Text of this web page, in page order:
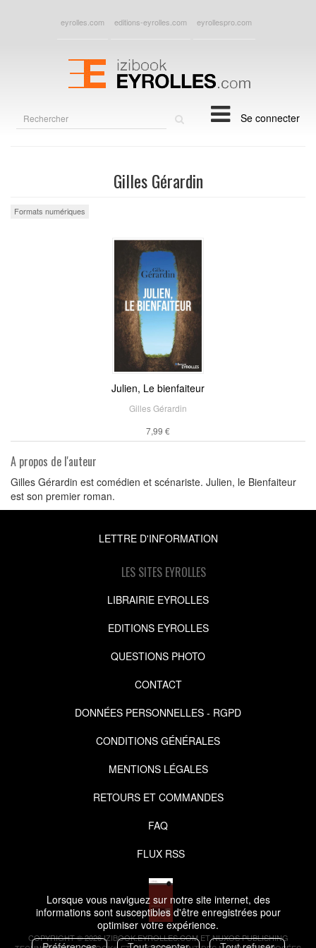
Lorsque vous naviguez sur notre site internet, des
informations sont susceptibles d'être enregistrées pour
optimiser votre expérience.
eyrolles.com editions-eyrolles.com eyrollespro.com
Se connecter
Gilles Gérardin
Formats numériques
Julien, Le bienfaiteur
Gilles Gérardin
7,99 €
A propos de l'auteur
Gilles Gérardin est comédien et scénariste. Julien, le Bienfaiteur
est son premier roman.
LETTRE D'INFORMATION
LES SITES EYROLLES
LIBRAIRIE EYROLLES
EDITIONS EYROLLES
QUESTIONS PHOTO
CONTACT
DONNÉES PERSONNELLES - RGPD
CONDITIONS GÉNÉRALES
MENTIONS LÉGALES
RETOURS ET COMMANDES
FAQ
FLUX RSS
COPYRIGHT © 2026 IZIBOOK.EYROLLES.COM ET NUXOS PUBLISHING